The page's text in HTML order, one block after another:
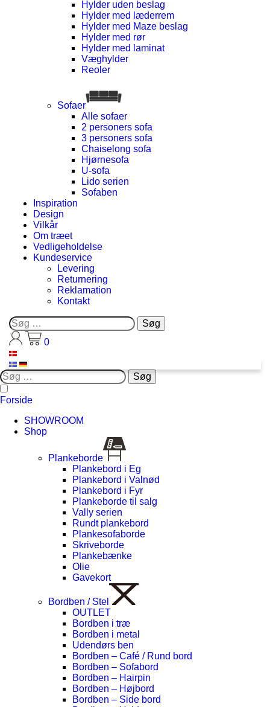
Hylder uden beslag
Hylder med læderrem
Hylder med Maze beslag
Hylder med rør
Hylder med laminat
Væghylder
Reoler
Sofaer
Alle sofaer
2 personers sofa
3 personers sofa
Chaiselong sofa
Hjørnesofa
U-sofa
Lido serien
Sofaben
Inspiration
Design
Vilkår
Om træet
Vedligeholdelse
Kundeservice
Levering
Returnering
Reklamation
Kontakt
Søg
efter:
0
Søg
efter:
Forside
SHOWROOM
Shop
Plankeborde
Plankebord i Eg
Plankebord i Valnød
Plankebord i Fyr
Plankeborde til salg
Vally serien
Rundt plankebord
Plankesofaborde
Skriveborde
Plankebænke
Olie
Gavekort
Bordben / Stel
OUTLET
Bordben i træ
Bordben i metal
Udendørs ben
Bordben – Café / Rund bord
Bordben – Sofabord
Bordben – Hairpin
Bordben – Højbord
Bordben – Side bord